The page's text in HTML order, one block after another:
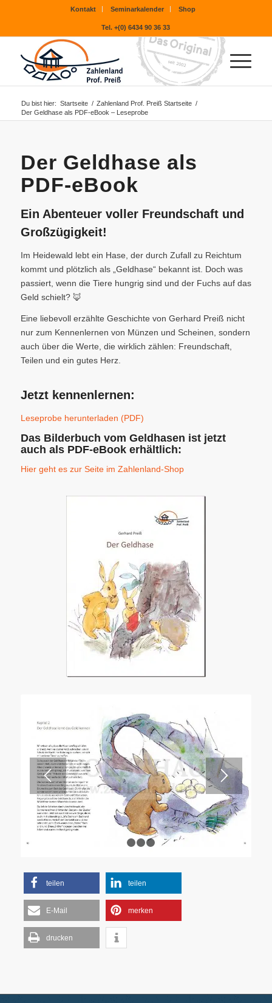
Kontakt Seminarkalender Shop
Tel. +(0) 6434 90 36 33
Du bist hier: Startseite / Zahlenland Prof. Preiß Startseite /
Der Geldhase als PDF-eBook – Leseprobe
Der Geldhase als
PDF-eBook
Ein Abenteuer voller Freundschaft und
Großzügigkeit!
Im Heidewald lebt ein Hase, der durch Zufall zu Reichtum
kommt und plötzlich als „Geldhase“ bekannt ist. Doch was
passiert, wenn die Tiere hungrig sind und der Fuchs auf das
Geld schielt? 🦊
Eine liebevoll erzählte Geschichte von Gerhard Preiß nicht
nur zum Kennenlernen von Münzen und Scheinen, sondern
auch über die Werte, die wirklich zählen: Freundschaft,
Teilen und ein gutes Herz.
Jetzt kennenlernen:
Leseprobe herunterladen (PDF)
Das Bilderbuch vom Geldhasen ist jetzt
auch als PDF-eBook erhältlich:
Hier geht es zur Seite im Zahlenland-Shop
teilen teilen
E-Mail merken
drucken